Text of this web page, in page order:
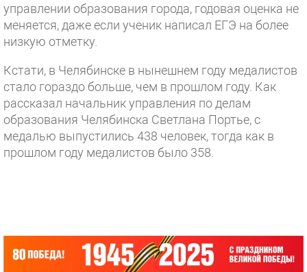
управлении образования города, годовая оценка не
меняется, даже если ученик написал ЕГЭ на более
низкую отметку.
Кстати, в Челябинске в нынешнем году медалистов
стало гораздо больше, чем в прошлом году. Как
рассказал начальник управления по делам
образования Челябинска Светлана Портье, с
медалью выпустились 438 человек, тогда как в
прошлом году медалистов было 358.